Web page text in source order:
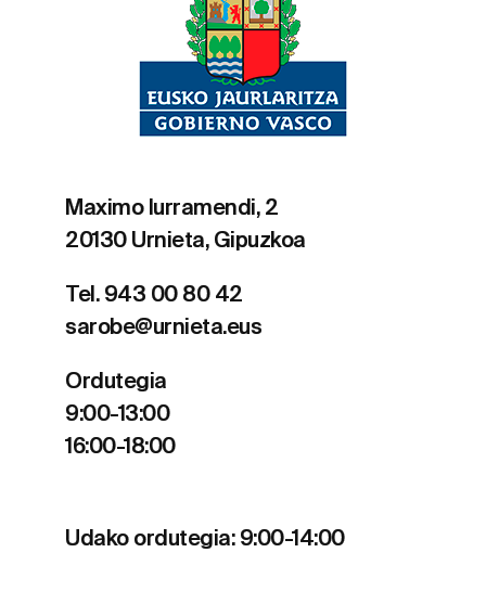
Maximo Iurramendi, 2
20130 Urnieta, Gipuzkoa
Tel. 943 00 80 42
sarobe@urnieta.eus
Ordutegia
9:00-13:00
16:00-18:00
Udako ordutegia: 9:00-14:00